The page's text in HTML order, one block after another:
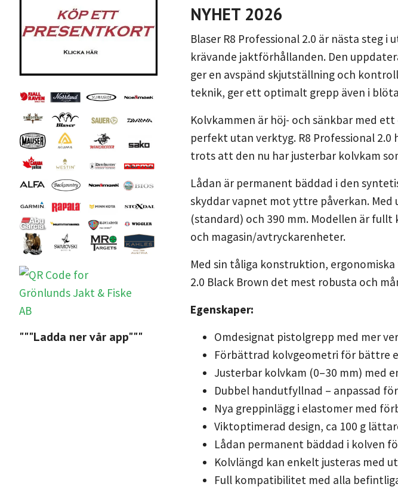
"""Ladda ner vår app"""
NYHET 2026
Blaser R8 Professional 2.0 är nästa steg
krävande jaktförhållanden. Den
ger en avspänd skjutställning och
teknik, ger ett optimalt grepp även i
Kolvkammen är höj- och sänkbar med
perfekt utan verktyg. R8 Professional
trots att den nu har justerbar kolvkam
Lådan är permanent bäddad i den
skyddar vapnet mot yttre påverkan.
(standard) och 390 mm. Modellen är
och magasin/avtryckarenheter.
Med sin tåliga konstruktion,
2.0 Black Brown det mest robusta och
Egenskaper:
Omdesignat pistolgrepp med mer
Förbättrad kolvgeometri för bättre
Justerbar kolvkam (0–30 mm) med
Dubbel handutfyllnad – anpassad
Nya greppinlägg i elastomer med
Viktoptimerad design, ca 100 g
Lådan permanent bäddad i kolven
Kolvlängd kan enkelt justeras med
Full kompatibilitet med alla